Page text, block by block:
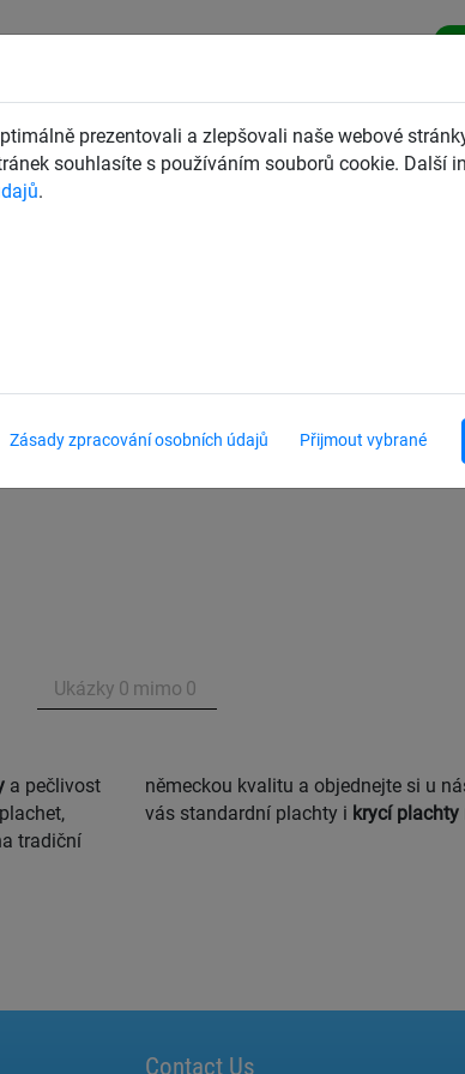
prezentovali a zlepšovali naše webové
souhlasíte s používáním souborů cookie. Další
.
Zásady zpracování osobních údajů Přijmout vybrané
BEZPEČNOSTNÍ SÍTĚ DĚTSKÁ LANOVÁ HŘIŠTĚ
Ukázky 0 mimo 0
a pečlivost
tradiční
německou kvalitu a objednejte si u
vás standardní plachty i krycí plachty
Contact Us